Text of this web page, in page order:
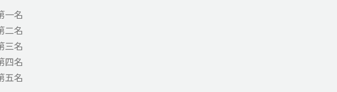
一名
二名
三名
四名
五名